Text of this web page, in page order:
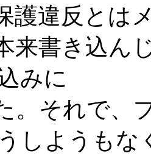
護違反とは
来書き込ん
みに
。それで、
しようもな